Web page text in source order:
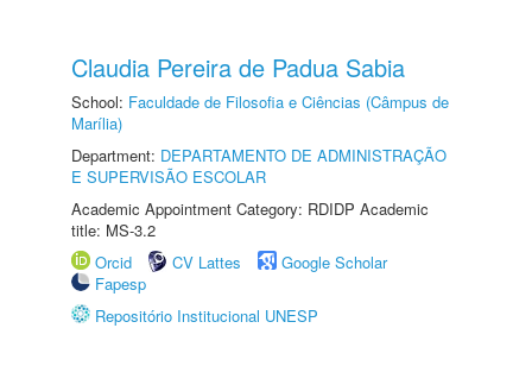
Claudia Pereira de Padua Sabia
School: Faculdade de Filosofia e Ciências (Câmpus de
Marília)
Department: DEPARTAMENTO DE ADMINISTRAÇÃO
E SUPERVISÃO ESCOLAR
Academic Appointment Category: RDIDP Academic
title: MS-3.2
Orcid
CV Lattes
Google Scholar
Fapesp
Repositório Institucional UNESP